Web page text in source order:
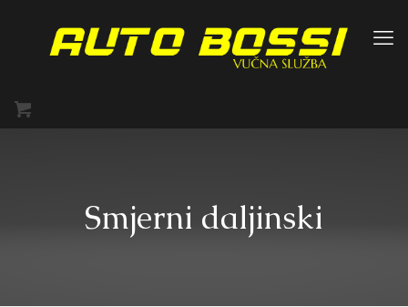
Smjerni daljinski